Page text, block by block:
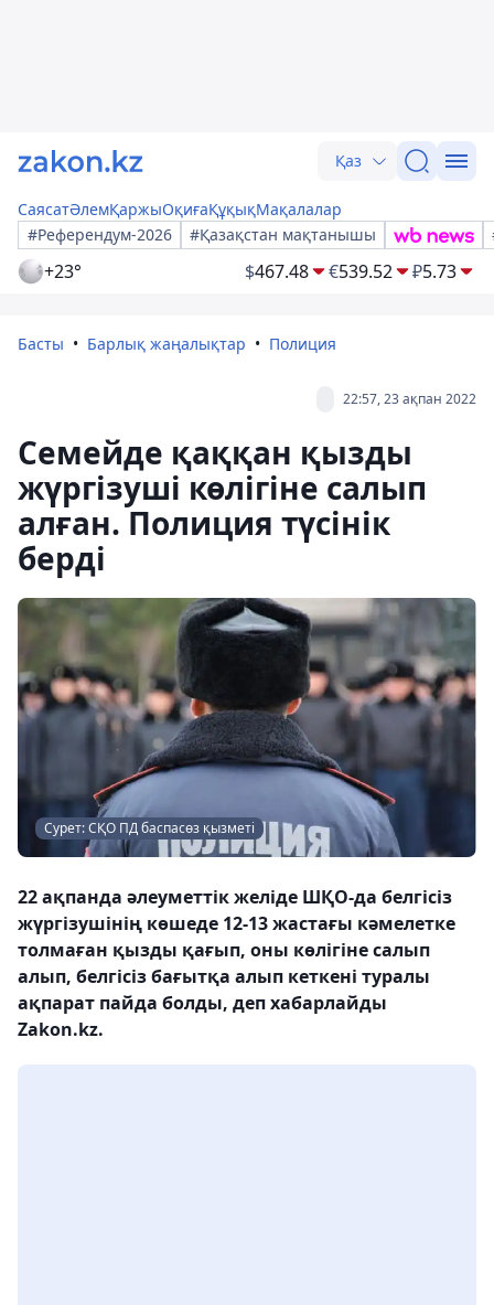
Қаз
СаясатӘлемҚаржыОқиғаҚұқықМақалалар
#Референдум-2026
#Қазақстан мақтанышы
+23° $467.48 €539.52 ₽5.73
Басты Барлық жаңалықтар Полиция
22:57, 23 ақпан 2022
Семейде қаққан қызды
жүргізуші көлігіне салып
алған. Полиция түсінік
берді
Сурет: СҚО ПД баспасөз қызметі
22 ақпанда әлеуметтік желіде ШҚО-да белгісіз
жүргізушінің көшеде 12-13 жастағы кәмелетке
толмаған қызды қағып, оны көлігіне салып
алып, белгісіз бағытқа алып кеткені туралы
ақпарат пайда болды, деп хабарлайды
Zakon.kz.